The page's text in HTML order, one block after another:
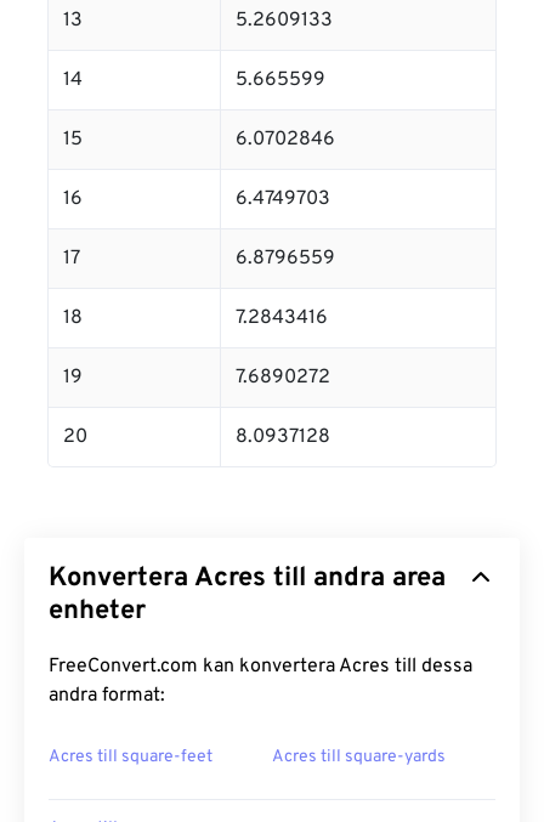
13 5.2609133
14 5.665599
15 6.0702846
16 6.4749703
17 6.8796559
18 7.2843416
19 7.6890272
20 8.0937128
Konvertera Acres till andra area
enheter
FreeConvert.com kan konvertera Acres till dessa
andra format:
Acres till square-feet Acres till square-yards